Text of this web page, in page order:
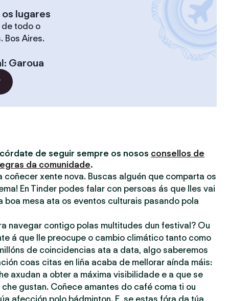
lugares
todo o
Bos Aires.
: Garoua
de seguir sempre os nosos consellos de
da comunidade.
coñecer xente nova. Buscas alguén que comparta os
En Tinder podes falar con persoas ás que lles vai
boa mesa ata os eventos culturais pasando pola
navegar contigo polas multitudes dun festival? Ou
á que lle preocupe o cambio climático tanto como
de coincidencias ata a data, algo saberemos
coas citas en liña acaba de mellorar aínda máis:
axudan a obter a máxima visibilidade e a que se
gustan. Coñece amantes do café coma ti ou
afección polo bádminton. E, se estas fóra da túa